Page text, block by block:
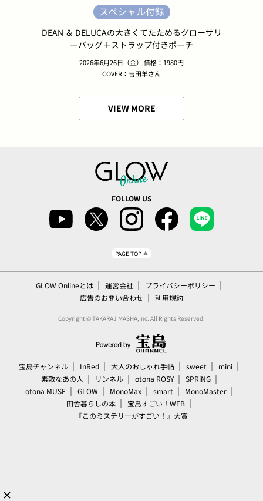
スペシャル付録
DEAN ＆ DELUCAの大きくてたためるグローサリ
ーバッグ＋ストラップ付きポーチ
2026年6月26日（金） 価格：1980円
COVER：吉田羊さん
VIEW MORE
FOLLOW US
PAGE TOP
GLOW Onlineとは 運営会社
プライバシーポリシー
広告のお問い合わせ
利用規約
Copyright © TAKARAJIMASHA,Inc. All Rights Reserved.
宝島チャンネル InRed 大人のおしゃれ手帖 sweet
mini
素敵なあの人
リンネル otona ROSY
SPRiNG
otona MUSE
GLOW MonoMax smart
MonoMaster
田舎暮らしの本
宝島すごい！WEB
『このミステリーがすごい！』大賞